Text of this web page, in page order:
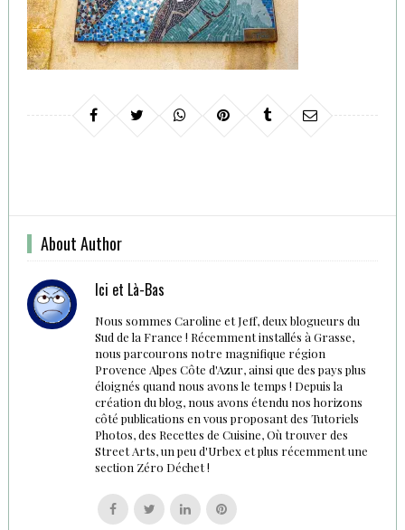
About Author
Ici et Là-Bas
Nous sommes Caroline et Jeff, deux blogueurs du
Sud de la France ! Récemment installés à Grasse,
nous parcourons notre magnifique région
Provence Alpes Côte d'Azur, ainsi que des pays plus
éloignés quand nous avons le temps ! Depuis la
création du blog, nous avons étendu nos horizons
côté publications en vous proposant des Tutoriels
Photos, des Recettes de Cuisine, Où trouver des
Street Arts, un peu d'Urbex et plus récemment une
section Zéro Déchet !
Follow
us
Follow
us
Follow
us
Follow
us